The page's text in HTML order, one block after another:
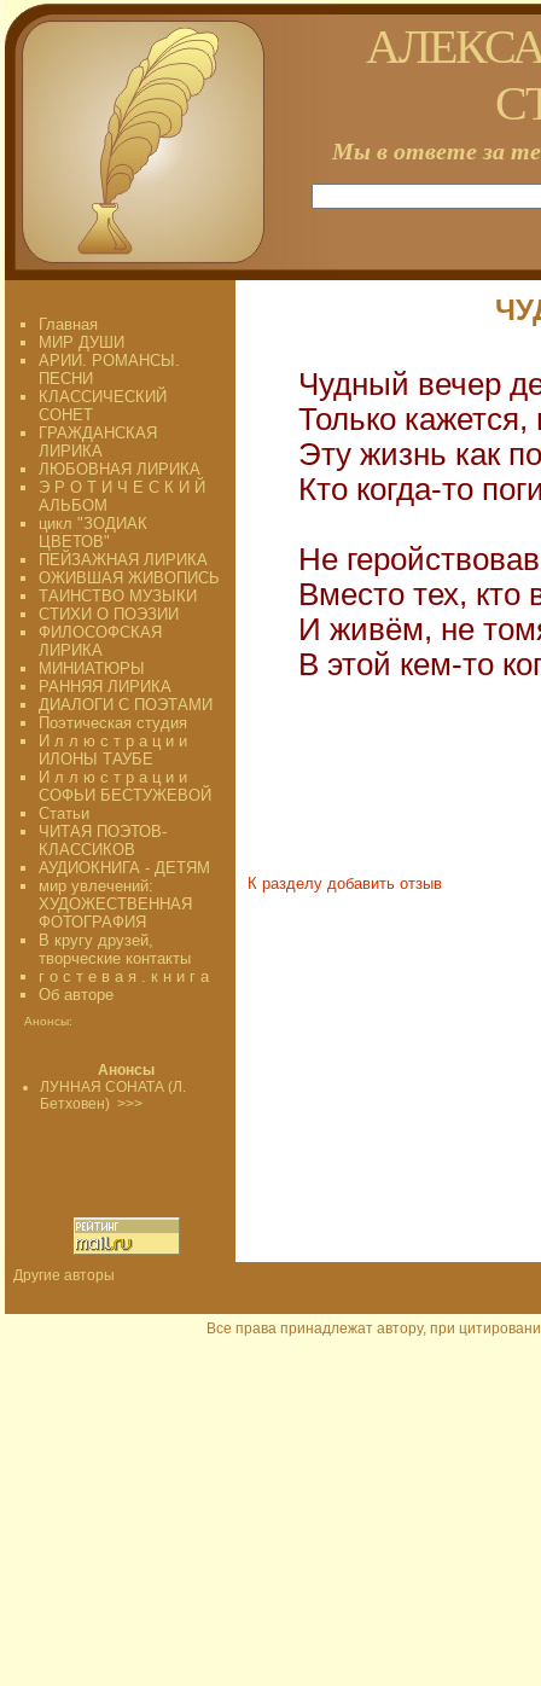
Мы в ответе за
Главная
МИР ДУШИ
АРИИ. РОМАНСЫ.
ПЕСНИ
КЛАССИЧЕСКИЙ
СОНЕТ
ГРАЖДАНСКАЯ
ЛИРИКА
ЛЮБОВНАЯ ЛИРИКА
Э Р О Т И Ч Е С К И Й
АЛЬБОМ
цикл "ЗОДИАК
ЦВЕТОВ"
ПЕЙЗАЖНАЯ ЛИРИКА
ОЖИВШАЯ ЖИВОПИСЬ
ТАИНСТВО МУЗЫКИ
СТИХИ О ПОЭЗИИ
ФИЛОСОФСКАЯ
ЛИРИКА
МИНИАТЮРЫ
РАННЯЯ ЛИРИКА
ДИАЛОГИ С ПОЭТАМИ
Поэтическая студия
И л л ю с т р а ц и и
ИЛОНЫ ТАУБЕ
И л л ю с т р а ц и и
СОФЬИ БЕСТУЖЕВОЙ
Статьи
ЧИТАЯ ПОЭТОВ-
КЛАССИКОВ
АУДИОКНИГА - ДЕТЯМ
мир увлечений:
ХУДОЖЕСТВЕННАЯ
ФОТОГРАФИЯ
В кругу друзей,
творческие контакты
г о с т е в а я . к н и г а
Об авторе
Анонсы:
Анонсы
ЛУННАЯ СОНАТА (Л.
Бетховен) >>>
Чудный вечер
Только
Эту жизнь как
Кто когда-то
Не
Вместо тех, кто
И живём, не
В этой кем-то
К разделу добавить отзыв
Другие авторы
Все права принадлежат автору, при